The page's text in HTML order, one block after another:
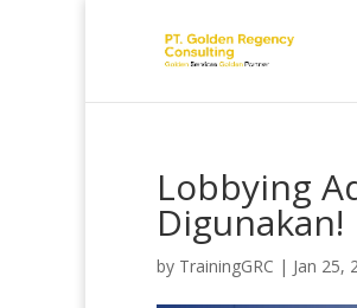
Lobbying
Digunakan!
by TrainingGRC | Jan 25,